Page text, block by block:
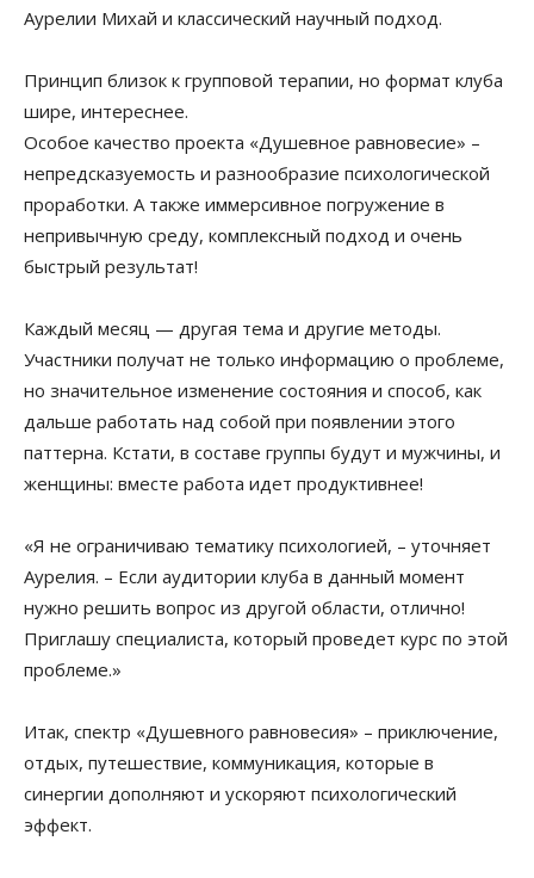
Аурелии Михай и классический научный подход.
Принцип близок к групповой терапии, но формат клуба
шире, интереснее.
Особое качество проекта «Душевное равновесие» –
непредсказуемость и разнообразие психологической
проработки. А также иммерсивное погружение в
непривычную среду, комплексный подход и очень
быстрый результат!
Каждый месяц — другая тема и другие методы.
Участники получат не только информацию о проблеме,
но значительное изменение состояния и способ, как
дальше работать над собой при появлении этого
паттерна. Кстати, в составе группы будут и мужчины, и
женщины: вместе работа идет продуктивнее!
«Я не ограничиваю тематику психологией, – уточняет
Аурелия. – Если аудитории клуба в данный момент
нужно решить вопрос из другой области, отлично!
Приглашу специалиста, который проведет курс по этой
проблеме.»
Итак, спектр «Душевного равновесия» – приключение,
отдых, путешествие, коммуникация, которые в
синергии дополняют и ускоряют психологический
эффект.